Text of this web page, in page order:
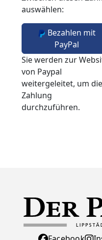
auswählen:
Bezahlen mit
PayPal
Sie werden zur
von Paypal
weitergeleitet, um die
Zahlung
durchzuführen.